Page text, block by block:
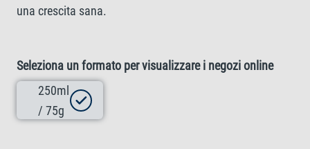
una crescita sana.
Seleziona un formato per visualizzare i negozi online
250ml
/ 75g